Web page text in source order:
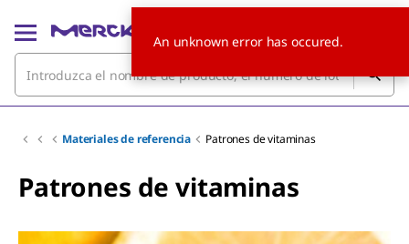
Materiales de referencia Patrones de vitaminas
Patrones de vitaminas
An unknown error has occured.